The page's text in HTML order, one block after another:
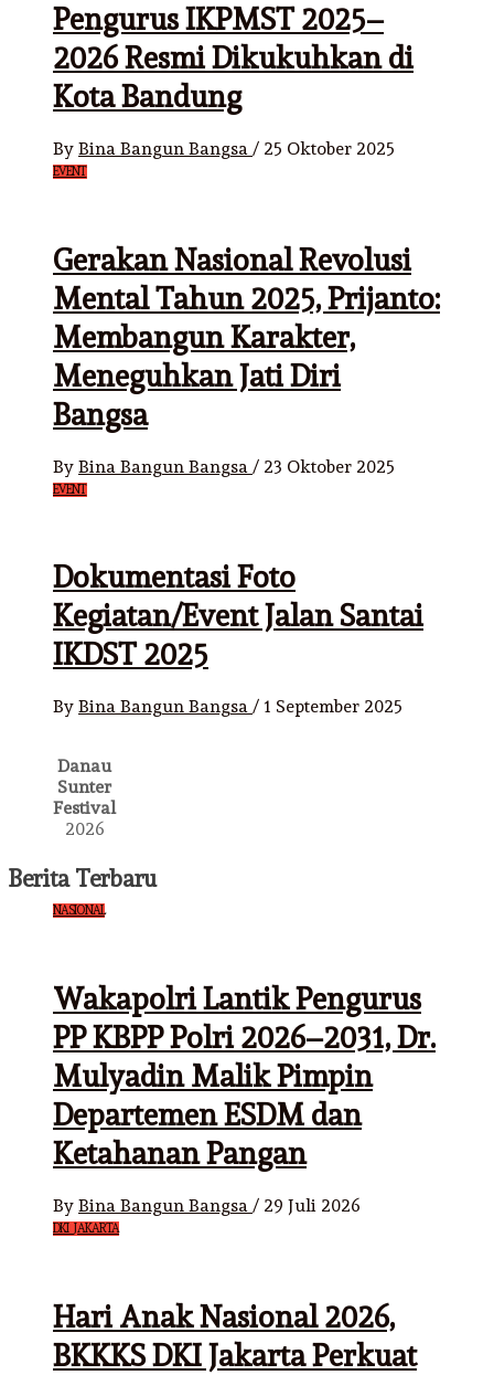
Pengurus IKPMST 2025–
2026 Resmi Dikukuhkan di
Kota Bandung
By Bina Bangun Bangsa / 25 Oktober 2025
EVENT
Gerakan Nasional Revolusi
Mental Tahun 2025, Prijanto:
Membangun Karakter,
Meneguhkan Jati Diri
Bangsa
By Bina Bangun Bangsa / 23 Oktober 2025
EVENT
Dokumentasi Foto
Kegiatan/Event Jalan Santai
IKDST 2025
By Bina Bangun Bangsa / 1 September 2025
Danau
Sunter
Festival
2026
Berita Terbaru
NASIONAL
Wakapolri Lantik Pengurus
PP KBPP Polri 2026–2031, Dr.
Mulyadin Malik Pimpin
Departemen ESDM dan
Ketahanan Pangan
By Bina Bangun Bangsa / 29 Juli 2026
DKI JAKARTA
Hari Anak Nasional 2026,
BKKKS DKI Jakarta Perkuat